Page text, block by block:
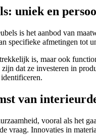
uniek en
is het aanbod van
specifieke afmetingen tot
is, maar ook
dat ze investeren in
van
vooral als het
vraag. Innovaties in